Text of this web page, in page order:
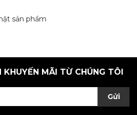
sản phẩm
KHUYẾN MÃI TỪ CHÚNG TÔI
Gửi